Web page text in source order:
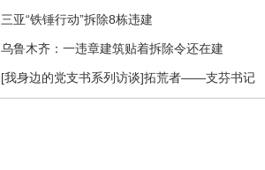
三亚“铁锤行动”拆除8栋违建
乌鲁木齐：一违章建筑贴着拆除令还在建
[我身边的党支书系列访谈]拓荒者——支芬书记